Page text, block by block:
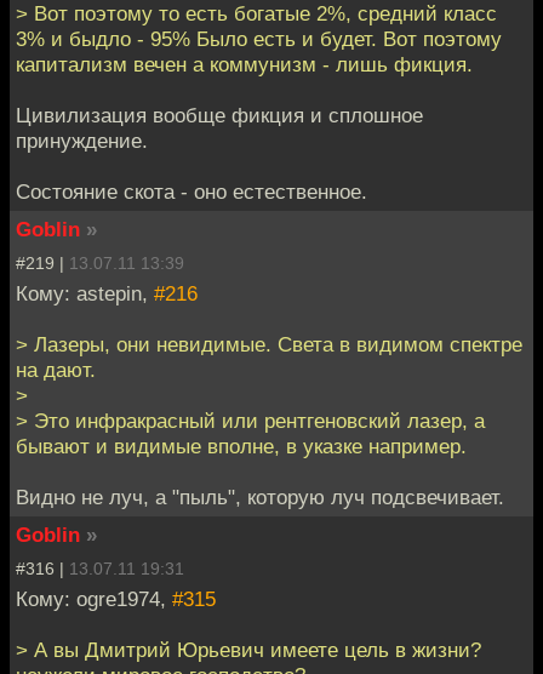
> Вот поэтому то есть богатые 2%, средний класс
3% и быдло - 95% Было есть и будет. Вот поэтому
капитализм вечен а коммунизм - лишь фикция.
Цивилизация вообще фикция и сплошное
принуждение.
Состояние скота - оно естественное.
Goblin »
#219 | 13.07.11 13:39
Кому: astepin, #216
> Лазеры, они невидимые. Света в видимом спектре
на дают.
>
> Это инфракрасный или рентгеновский лазер, а
бывают и видимые вполне, в указке например.
Видно не луч, а "пыль", которую луч подсвечивает.
Goblin »
#316 | 13.07.11 19:31
Кому: ogre1974, #315
> А вы Дмитрий Юрьевич имеете цель в жизни?